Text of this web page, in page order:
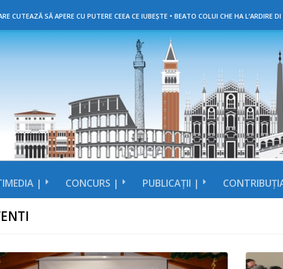
CUTEAZĂ SĂ APERE CU PUTERE CEEA CE IUBEȘTE • BEATO COLUI CHE HA L’ARDIRE
| CONCURS | PUBLICAȚII |